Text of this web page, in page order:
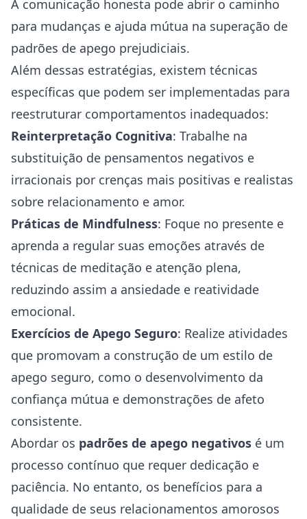
A comunicação honesta pode abrir o caminho
para mudanças e ajuda mútua na superação de
padrões de apego prejudiciais.
Além dessas estratégias, existem técnicas
específicas que podem ser implementadas para
reestruturar comportamentos inadequados:
Reinterpretação Cognitiva: Trabalhe na
substituição de pensamentos negativos e
irracionais por crenças mais positivas e realistas
sobre relacionamento e amor.
Práticas de Mindfulness: Foque no presente e
aprenda a regular suas emoções através de
técnicas de meditação e atenção plena,
reduzindo assim a ansiedade e reatividade
emocional.
Exercícios de Apego Seguro: Realize atividades
que promovam a construção de um estilo de
apego seguro, como o desenvolvimento da
confiança mútua e demonstrações de afeto
consistente.
Abordar os padrões de apego negativos é um
processo contínuo que requer dedicação e
paciência. No entanto, os benefícios para a
qualidade de seus relacionamentos amorosos